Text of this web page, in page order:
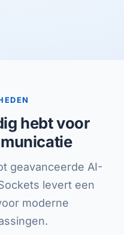
hebt voor
geavanceerde AI-
levert een
moderne